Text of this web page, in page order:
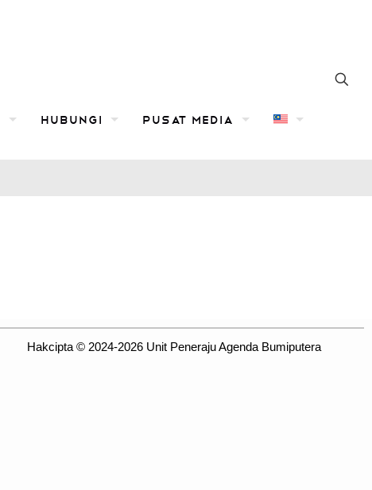
Hubungi Pusat Media
Hakcipta © 2024-2026 Unit Peneraju Agenda Bumiputera